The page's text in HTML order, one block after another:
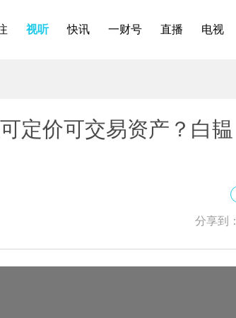
视听 快讯 一财号 直播 电视
定价可交易资产？白韫
分享到：